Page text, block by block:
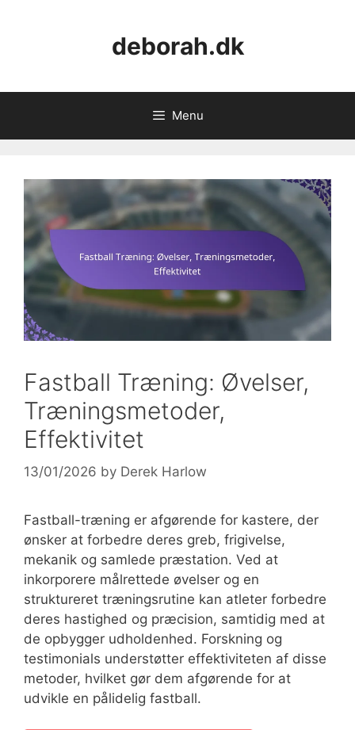
deborah.dk
Menu
Fastball Træning: Øvelser,
Træningsmetoder,
Effektivitet
13/01/2026 by Derek Harlow
Fastball-træning er afgørende for kastere, der
ønsker at forbedre deres greb, frigivelse,
mekanik og samlede præstation. Ved at
inkorporere målrettede øvelser og en
struktureret træningsrutine kan atleter forbedre
deres hastighed og præcision, samtidig med at
de opbygger udholdenhed. Forskning og
testimonials understøtter effektiviteten af disse
metoder, hvilket gør dem afgørende for at
udvikle en pålidelig fastball.